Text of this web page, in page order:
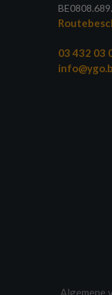
03 432 03
Algemene